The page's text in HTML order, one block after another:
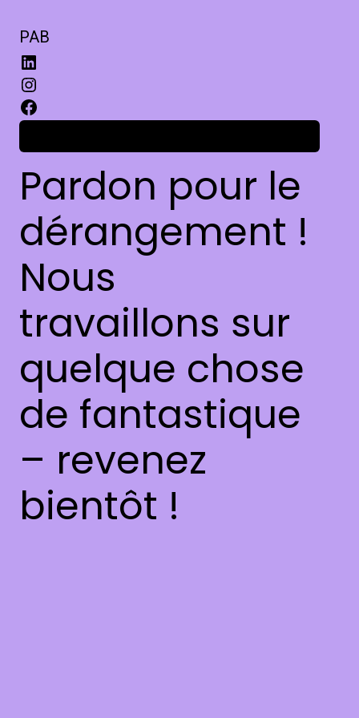
PAB
Pardon pour le
dérangement !
Nous
travaillons sur
quelque chose
de fantastique
– revenez
bientôt !